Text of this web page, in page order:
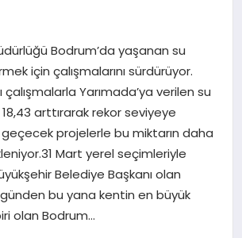
Bodrum’da yaşanan su
için çalışmalarını sürdürüyor.
çalışmalarla Yarımada’ya verilen su
18,43 arttırarak rekor seviyeye
projelerle bu miktarın daha
Mart yerel seçimleriyle
Belediye Başkanı olan
bu yana kentin en büyük
olan Bodrum…